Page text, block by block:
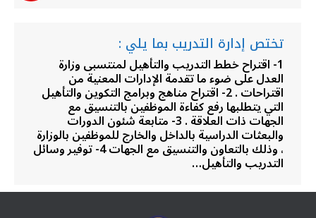
تختص إدارة التدريب بما يلي :
1- اقتراح خطط التدريب والتأهيل لمنتسبى وزارة
العدل على ضوء ما تقدمة الإدارات المعنية من
اقتراحات . 2- اقتراح مناهج وبرامج التكوين والتأهيل
التي يتطلبها رفع كفاءة الموظفين بالتنسيق مع
الجهات ذات العلاقة . 3- متابعة شئون الدورات
والبعثات الدراسية بالداخل والخارج للموظفين بالوزارة
، وذلك بالتعاون والتنسيق مع الجهات 4- توفير وسائل
التدريب والتأهيل…